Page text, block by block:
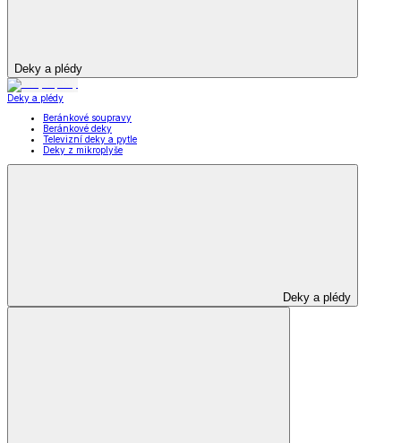
Deky a plédy
Deky a plédy
Beránkové soupravy
Beránkové deky
Televizní deky a pytle
Deky z mikroplyše
Deky a plédy